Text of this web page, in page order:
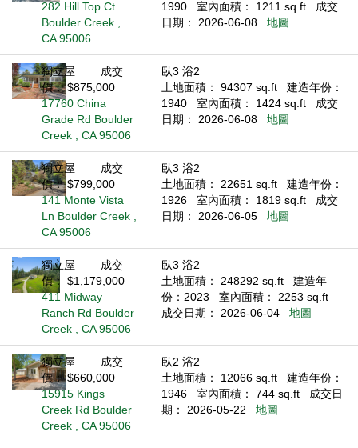
282 Hill Top Ct
Boulder Creek ,
CA 95006
1990
室內面積： 1211 sq.ft
成交
日期： 2026-06-08
地圖
獨立屋
成交
價： $875,000
17760 China
Grade Rd Boulder
Creek , CA 95006
臥3 浴2
土地面積： 94307 sq.ft
建造年份：
1940
室內面積： 1424 sq.ft
成交
日期： 2026-06-08
地圖
獨立屋
成交
價： $799,000
141 Monte Vista
Ln Boulder Creek ,
CA 95006
臥3 浴2
土地面積： 22651 sq.ft
建造年份：
1926
室內面積： 1819 sq.ft
成交
日期： 2026-06-05
地圖
獨立屋
成交
價： $1,179,000
411 Midway
Ranch Rd Boulder
Creek , CA 95006
臥3 浴2
土地面積： 248292 sq.ft
建造年
份：2023
室內面積： 2253 sq.ft
成交日期： 2026-06-04
地圖
獨立屋
成交
價： $660,000
15915 Kings
Creek Rd Boulder
Creek , CA 95006
臥2 浴2
土地面積： 12066 sq.ft
建造年份：
1946
室內面積： 744 sq.ft
成交日
期： 2026-05-22
地圖